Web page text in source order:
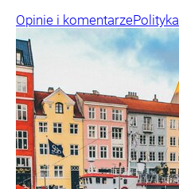
Opinie i komentarzePolityka